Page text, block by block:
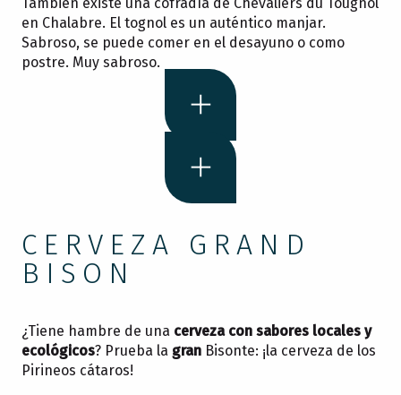
en Chalabre. El tognol es un auténtico manjar.
Sabroso, se puede comer en el desayuno o como
postre. Muy sabroso.
CERVEZA GRAND
BISON
¿Tiene hambre de una cerveza con sabores locales y
ecológicos? Prueba la gran Bisonte: ¡la cerveza de los
Pirineos cátaros!